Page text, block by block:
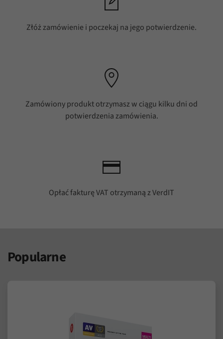
Złóż zamówienie i poczekaj na jego potwierdzenie.
Zamówiony produkt otrzymasz w ciągu kilku dni od
potwierdzenia zamówienia.
Opłać fakturę VAT otrzymaną z VerdIT
Popularne